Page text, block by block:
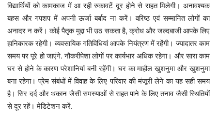
विद्यार्थियों को कामकाज में आ रही रुकावटें दूर होने से राहत मिलेगी। अनावश्यक
बहस और गपशप में अपनी ऊर्जा बर्बाद ना करें। वरिष्ठ एवं सम्मानित लोगों का
अनादर न करें। कोई पैतृक मुद्दा भी उठ सकता है, क्रोध और जल्दबाजी आपके लिए
हानिकारक रहेगी। व्यवसायिक गतिविधियां आपके नियंत्रण में रहेंगी। ज्यादातर काम
समय पर पूरे हो जाएंगे. नौकरीपेशा लोगों पर कार्यभार अधिक रहेगा। और सारा काम
घर से होने के कारण परेशानियां बनी रहेंगी। घर का माहौल खुशनुमा और खुशनुमा
बना रहेगा। प्रेम संबंधों में विवाह के लिए परिवार की मंजूरी लेने का यह सही समय
है। सिर दर्द और थकान जैसी समस्याओं से राहत पाने के लिए तनाव जैसी स्थितियों
से दूर रहें। मेडिटेशन करें.